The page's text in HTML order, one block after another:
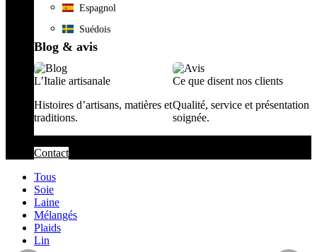
Espagnol
Suédois
Blog & avis
L’Italie artisanale
Histoires d’artisans, matières et
traditions.
Ce que disent nos clients
Qualité, service et présentation
soignée.
Contact
Tous
Soie
Laine
Mélangés
Plaids
Lin